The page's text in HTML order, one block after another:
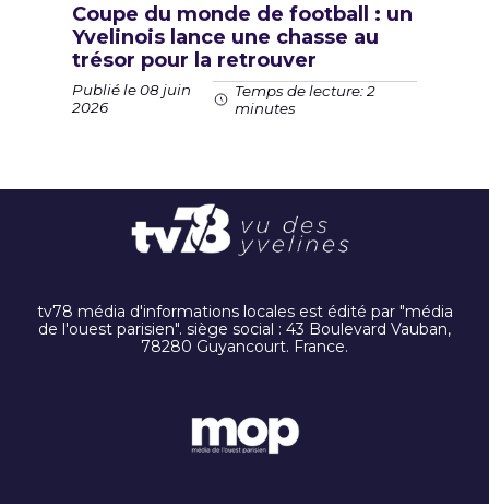
Coupe du monde de football : un
Yvelinois lance une chasse au
trésor pour la retrouver
Publié le 08 juin
2026
Temps de lecture: 2
minutes
tv78 média d'informations locales est édité par "média
de l'ouest parisien". siège social : 43 Boulevard Vauban,
78280 Guyancourt. France.